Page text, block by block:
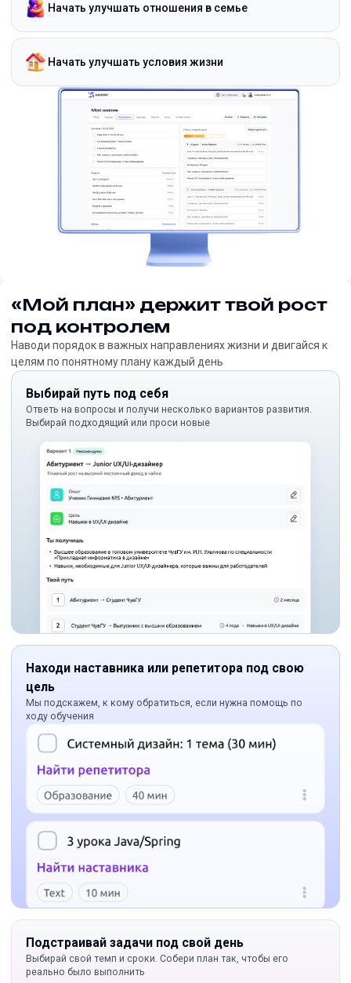
Начать улучшать отношения в семье
Начать улучшать условия жизни
«Мой план» держит твой рост
под контролем
Наводи порядок в важных направлениях жизни и двигайся к
целям по понятному плану каждый день
Выбирай путь под себя
Ответь на вопросы и получи несколько вариантов развития.
Выбирай подходящий или проси новые
Находи наставника или репетитора под свою
цель
Мы подскажем, к кому обратиться, если нужна помощь по
ходу обучения
Подстраивай задачи под свой день
Выбирай свой темп и сроки. Собери план так, чтобы его
реально было выполнить